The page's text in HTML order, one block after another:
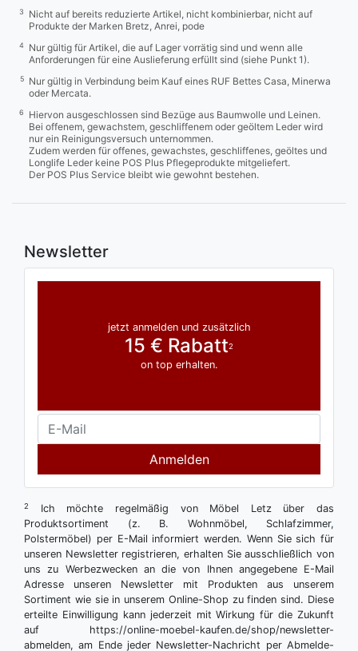
3
Nicht auf bereits reduzierte Artikel, nicht kombinierbar, nicht auf
Produkte der Marken Bretz, Anrei, pode
4
Nur gültig für Artikel, die auf Lager vorrätig sind und wenn alle
Anforderungen für eine Auslieferung erfüllt sind (siehe Punkt 1).
5
Nur gültig in Verbindung beim Kauf eines RUF Bettes Casa, Minerwa
oder Mercata.
6
Hiervon ausgeschlossen sind Bezüge aus Baumwolle und Leinen.
Bei offenem, gewachstem, geschliffenem oder geöltem Leder wird
nur ein Reinigungsversuch unternommen.
Zudem werden für offenes, gewachstes, geschliffenes, geöltes und
Longlife Leder keine POS Plus Pflegeprodukte mitgeliefert.
Der POS Plus Service bleibt wie gewohnt bestehen.
Newsletter
jetzt anmelden und zusätzlich
15 € Rabatt2
on top erhalten.
Anmelden
2
Ich möchte regelmäßig von Möbel Letz über das
Produktsortiment (z. B. Wohnmöbel, Schlafzimmer,
Polstermöbel) per E-Mail informiert werden. Wenn Sie sich für
unseren Newsletter registrieren, erhalten Sie ausschließlich von
uns zu Werbezwecken an die von Ihnen angegebene E-Mail
Adresse unseren Newsletter mit Produkten aus unserem
Sortiment wie sie in unserem Online-Shop zu finden sind. Diese
erteilte Einwilligung kann jederzeit mit Wirkung für die Zukunft
auf https://online-moebel-kaufen.de/shop/newsletter-
abmelden, am Ende jeder Newsletter-Nachricht per Abmelde-